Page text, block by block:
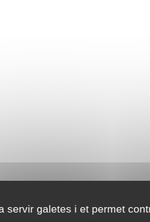
servir galetes i et permet